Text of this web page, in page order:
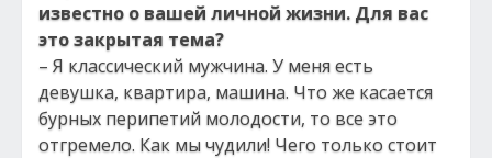
известно о вашей личной жизни. Для вас
это закрытая тема?
– Я классический мужчина. У меня есть
девушка, квартира, машина. Что же касается
бурных перипетий молодости, то все это
отгремело. Как мы чудили! Чего только стоит